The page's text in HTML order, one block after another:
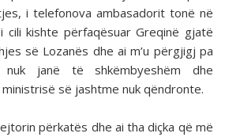
i telefonova ambasadorit tonë në
cili kishte përfaqësuar Greqinë gjatë
së Lozanës dhe ai m’u përgjigj pa
janë të shkëmbyeshëm dhe
së jashtme nuk qëndronte.
përkatës dhe ai tha diçka që më